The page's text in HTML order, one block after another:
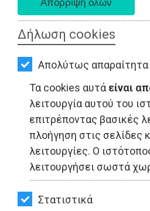
Δήλωση cookies
Απολύτως
Τα cookies αυτά είναι
λειτουργία αυτού του
επιτρέποντας βασικές
πλοήγηση στις σελίδες
λειτουργίες. Ο
λειτουργήσει σωστά
Στατιστικά
ΤΟΠΙΚΗ
ΑΥΤΟΔΙΟΙΚΗΣΗ
ΟΙΚΟΝΟΜΙΑ
ΑΘΛΗΤΙΣΜΟΣ
ΠΟΛΙΤΙΣΜΟΣ
ΣΠΙΤΙ-
ΚΗΠΟΣ
ΥΓΕΙΑ
LIFESTYLE
LIFESTYLE - Αττική